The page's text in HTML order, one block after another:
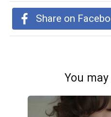
Share on
You